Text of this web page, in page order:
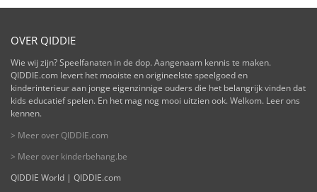
OVER QIDDIE
Wie wij zijn? Speelfanaten in de dop. Aangenaam kennis te maken.
QIDDIE.com levert het mooiste en origineelste speelgoed en
kinderinterieur aan jonge eigenzinnige ouders die het belangrijk vinden dat
kids educatief spelen. En het mag nog mooi uitzien ook. Welkom. Leer ons
kennen.
> Meer over QIDDIE.com
> Meer over kinderbehang.be
QIDDIE World | QIDDIE.com